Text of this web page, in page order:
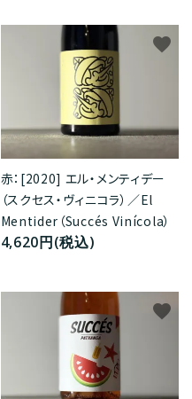
赤：[2020] エル・メンティデー
（スクセス・ヴィニコラ）／El
Mentider（Succés Vinícola）
4,620円(税込)
favorite
favorite